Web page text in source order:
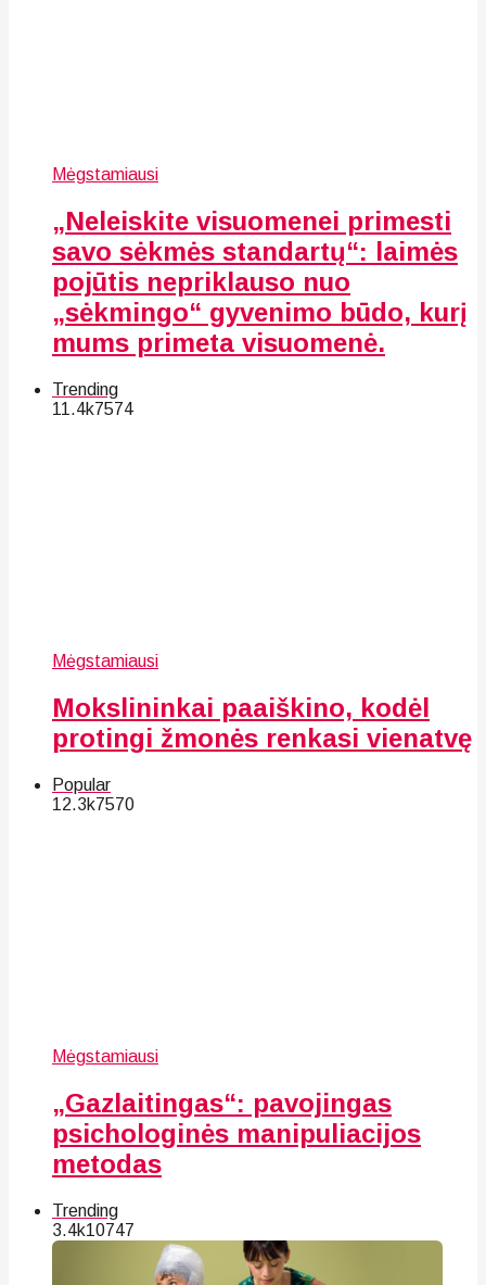
Mėgstamiausi
„Neleiskite visuomenei primesti
savo sėkmės standartų“: laimės
pojūtis nepriklauso nuo
„sėkmingo“ gyvenimo būdo, kurį
mums primeta visuomenė.
Trending
11.4k7574
Mėgstamiausi
Mokslininkai paaiškino, kodėl
protingi žmonės renkasi vienatvę
Popular
12.3k7570
Mėgstamiausi
„Gazlaitingas“: pavojingas
psichologinės manipuliacijos
metodas
Trending
3.4k10747